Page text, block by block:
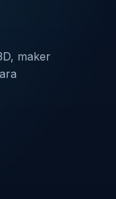
maker